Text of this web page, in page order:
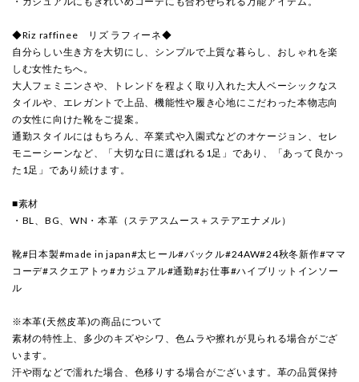
◆Riz raffinee リズ ラフィーネ◆
自分らしい生き方を大切にし、シンプルで上質な暮らし、おしゃれを楽
しむ女性たちへ。
大人フェミニンさや、トレンドを程よく取り入れた大人ベーシックなス
タイルや、エレガントで上品、機能性や履き心地にこだわった本物志向
の女性に向けた靴をご提案。
通勤スタイルにはもちろん、卒業式や入園式などのオケージョン、セレ
モニーシーンなど、「大切な日に選ばれる1足」であり、「あって良かっ
た1足」であり続けます。
■素材
・BL、BG、WN・本革（ステアスムース＋ステアエナメル）
靴#日本製#made in japan#太ヒール#バックル#24AW#24秋冬新作#ママ
コーデ#スクエアトゥ#カジュアル#通勤#お仕事#ハイブリットインソー
ル
※本革(天然皮革)の商品について
素材の特性上、多少のキズやシワ、色ムラや擦れが見られる場合がござ
います。
汗や雨などで濡れた場合、色移りする場合がございます。革の品質保持